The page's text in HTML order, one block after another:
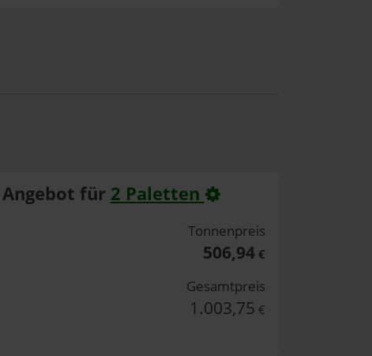
für 2 Paletten
Tonnenpreis
506,94€
Gesamtpreis
1.003,75 €